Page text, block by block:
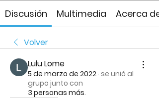
Discusión Multimedia Acerca de
Volver
Lulu Lome
5 de marzo de 2022· se unió al
grupo junto con
3 personas más.